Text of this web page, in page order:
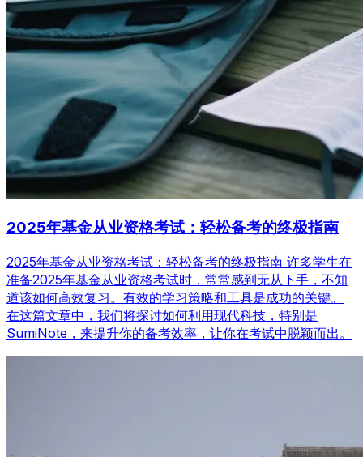
2025年基金从业资格考试：轻松备考的终极指南
2025年基金从业资格考试：轻松备考的终极指南 许多学生在
准备2025年基金从业资格考试时，常常感到无从下手，不知
道该如何高效复习。有效的学习策略和工具是成功的关键。
在这篇文章中，我们将探讨如何利用现代科技，特别是
SumiNote，来提升你的备考效率，让你在考试中脱颖而出。